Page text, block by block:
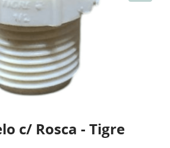
c/ Rosca - Tigre